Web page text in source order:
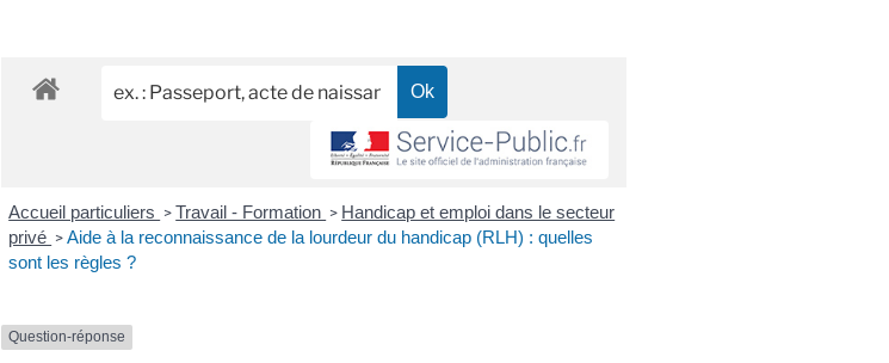
Accueil particuliers >Travail - Formation > Handicap et emploi dans le secteur
privé >Aide à la reconnaissance de la lourdeur du handicap (RLH) : quelles
sont les règles ?
Question-réponse